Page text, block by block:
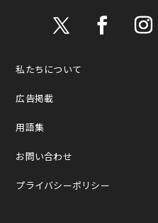
私たちについて
広告掲載
用語集
お問い合わせ
プライバシーポリシー